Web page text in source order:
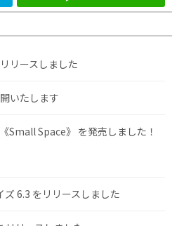
リースしました
いたします
Small Space》 を発売しました！
6.3 をリリースしました